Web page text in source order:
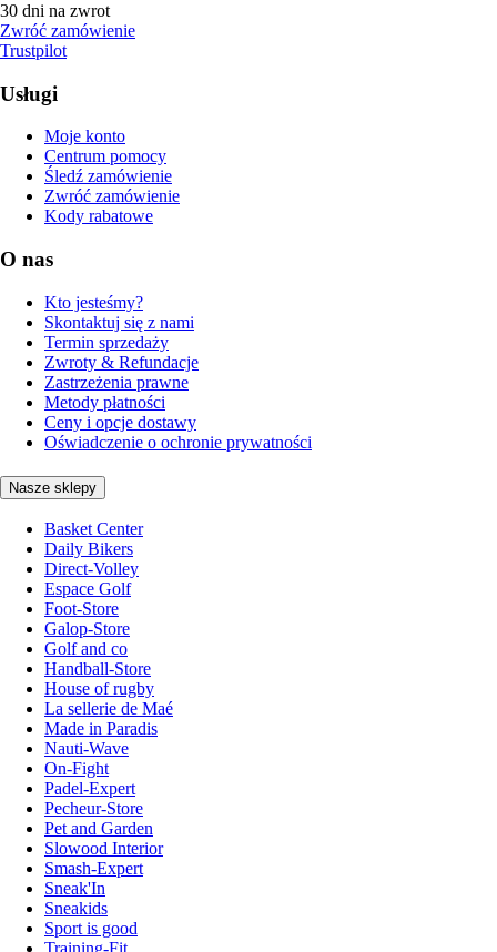
30 dni na zwrot
Zwróć zamówienie
Trustpilot
Usługi
Moje konto
Centrum pomocy
Śledź zamówienie
Zwróć zamówienie
Kody rabatowe
O nas
Kto jesteśmy?
Skontaktuj się z nami
Termin sprzedaży
Zwroty & Refundacje
Zastrzeżenia prawne
Metody płatności
Ceny i opcje dostawy
Oświadczenie o ochronie prywatności
Nasze sklepy
Basket Center
Daily Bikers
Direct-Volley
Espace Golf
Foot-Store
Galop-Store
Golf and co
Handball-Store
House of rugby
La sellerie de Maé
Made in Paradis
Nauti-Wave
On-Fight
Padel-Expert
Pecheur-Store
Pet and Garden
Slowood Interior
Smash-Expert
Sneak'In
Sneakids
Sport is good